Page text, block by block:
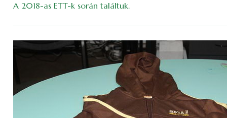
A 2018-as ETT-k során találtuk.